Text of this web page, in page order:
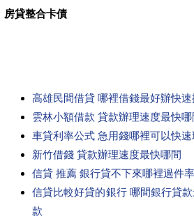
房貸整合卡債
高雄民間借貸 哪裡借錢最好辦快
雲林小額借款 貸款辦理速度最快哪
車貸利率公式 急用錢哪裡可以快
新竹借錢 貸款辦理速度最快哪間
信貸 推薦 銀行貸不下來哪裡過件
信貸比較好貸的銀行 哪間銀行貸
款